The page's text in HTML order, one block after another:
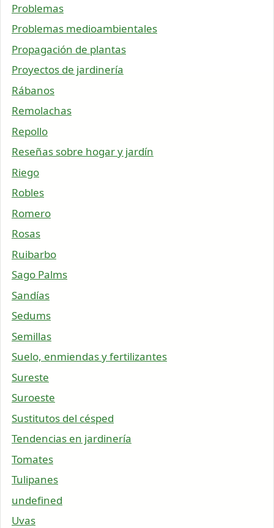
Problemas
Problemas medioambientales
Propagación de plantas
Proyectos de jardinería
Rábanos
Remolachas
Repollo
Reseñas sobre hogar y jardín
Riego
Robles
Romero
Rosas
Ruibarbo
Sago Palms
Sandías
Sedums
Semillas
Suelo, enmiendas y fertilizantes
Sureste
Suroeste
Sustitutos del césped
Tendencias en jardinería
Tomates
Tulipanes
undefined
Uvas